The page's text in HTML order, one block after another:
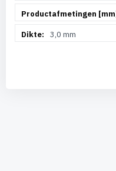
3,0 mm